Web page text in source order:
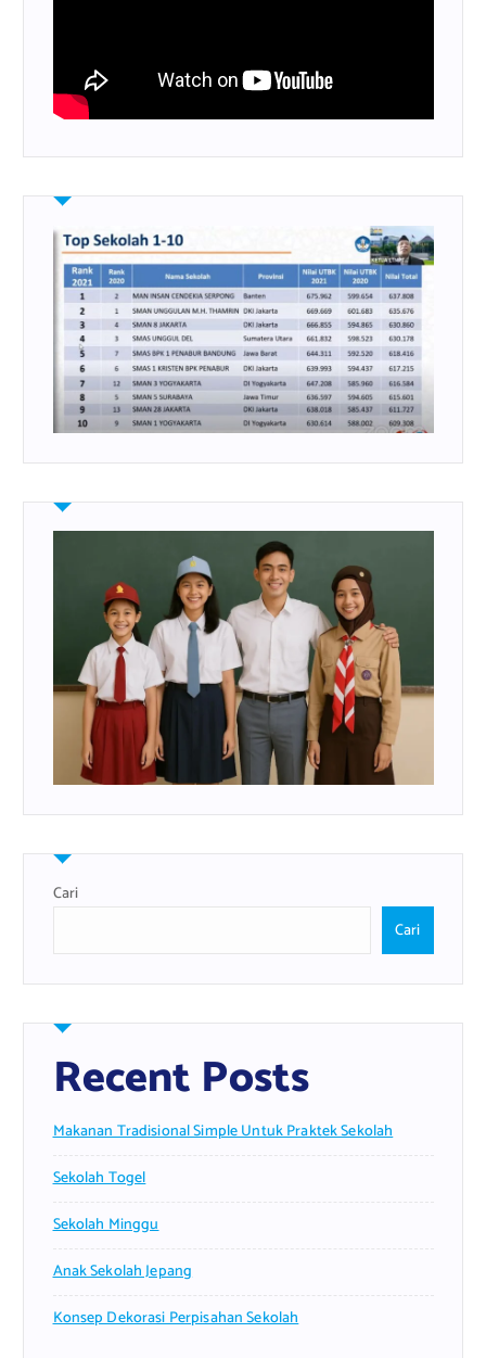
Cari
Cari
Recent Posts
Makanan Tradisional Simple Untuk Praktek Sekolah
Sekolah Togel
Sekolah Minggu
Anak Sekolah Jepang
Konsep Dekorasi Perpisahan Sekolah